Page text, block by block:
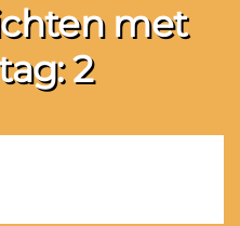
met
2